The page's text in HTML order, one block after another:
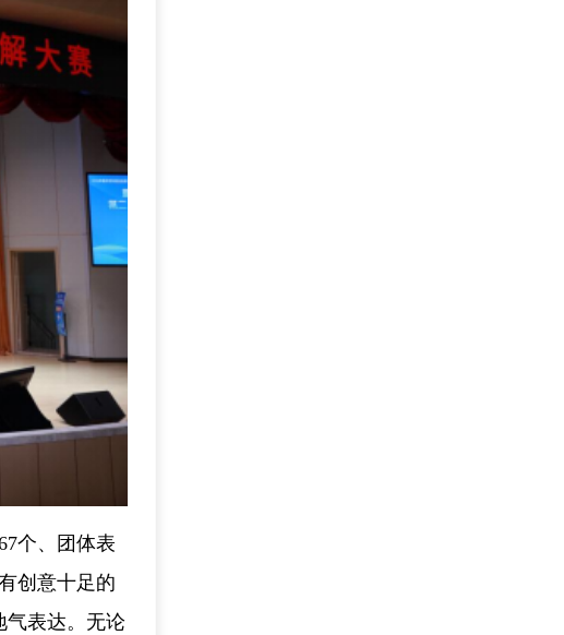
个、团体表
创意十足的
气表达。无论